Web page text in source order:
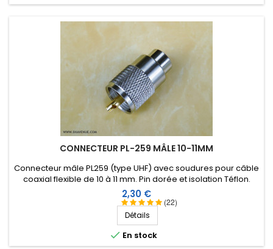
CONNECTEUR PL-259 MÂLE 10-11MM
(22)
Connecteur mâle PL259 (type UHF) avec soudures pour câble
coaxial flexible de 10 à 11 mm. Pin dorée et isolation Téflon.
Prix
2,30 €
Détails
 En stock